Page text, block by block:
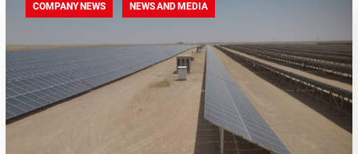
COMPANY NEWS NEWS AND MEDIA